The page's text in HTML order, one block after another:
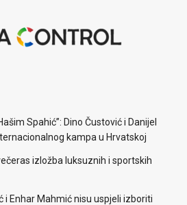
Spahić”: Dino Čustović i Danijel
kampa u Hrvatskoj
izložba luksuznih i sportskih
i Enhar Mahmić nisu uspjeli izboriti